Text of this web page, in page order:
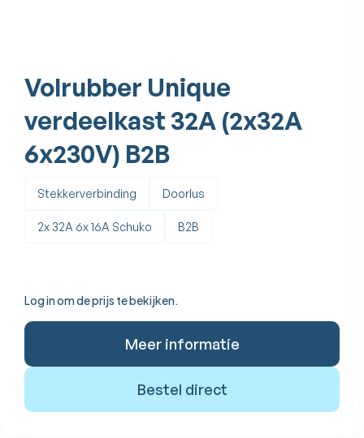
Volrubber Unique
verdeelkast 32A (2x32A
6x230V) B2B
Stekkerverbinding Doorlus
2x 32A 6x 16A Schuko B2B
Log in om de prijs te bekijken.
Meer informatie
Bestel direct